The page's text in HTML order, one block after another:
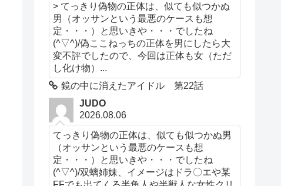
> てっきり偽物の正体は、似ても似つかぬ
男（オッサンという最悪のケースも想
定・・・）と思いきや・・・でしたね
(^▽^)/偽ここねっちの正体を男にしたら大
変不評でしたので、今回は正体も女（ただ
し化け物）...
鏡の中に消えたアイドル 第22話
JUDO
2026.08.06
てっきり偽物の正体は、似ても似つかぬ男
（オッサンという最悪のケースも想
定・・・）と思いきや・・・でしたね
(^▽^)/双螭姉妹、イメージはドラ〇エや某